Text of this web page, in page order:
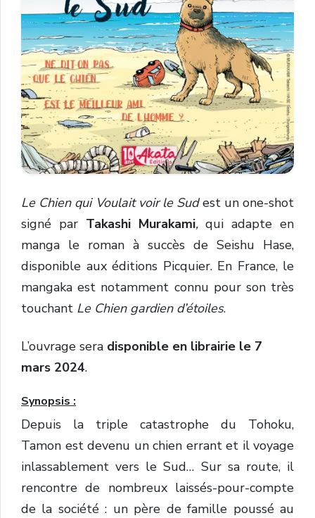
Le Chien qui Voulait voir le Sudest un one-shot
signé par Takashi Murakami,qui adapte en
manga le roman à succès de Seishu Hase,
disponible aux éditions Picquier. En France, le
mangaka est notamment connu pour son très
touchant Le Chien gardien d’étoiles.
L’ouvrage sera disponible en librairie le 7
mars 2024.
Synopsis :
Depuis la triple catastrophe du Tohoku,
Tamon est devenu un chien errant et il voyage
inlassablement vers le Sud… Sur sa route, il
rencontre de nombreux laissés-pour-compte
de la société : un père de famille poussé au